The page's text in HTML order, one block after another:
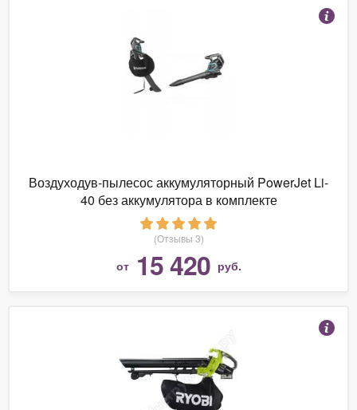
Воздуходув-пылесос аккумуляторный PowerJet Li-
40 без аккумулятора в комплекте
(Отзывы 3)
от 15 420 руб.